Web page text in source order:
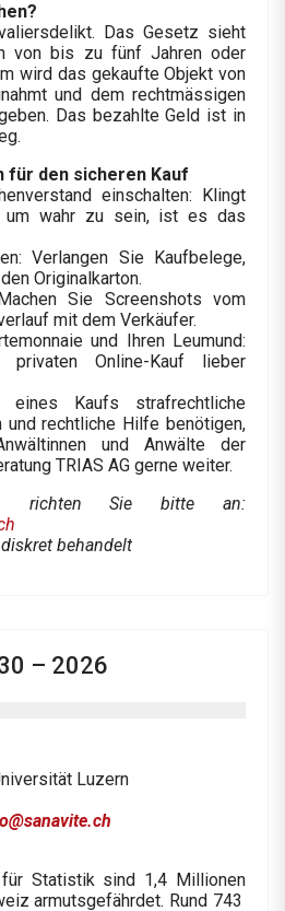
Das Gesetz sieht
von bis zu fünf Jahren oder
wird das gekaufte Objekt von
und dem rechtmässigen
Das bezahlte Geld ist in
für den sicheren Kauf
einschalten: Klingt
um wahr zu sein, ist es das
Verlangen Sie Kaufbelege,
Originalkarton.
Sie Screenshots vom
mit dem Verkäufer.
und Ihren Leumund:
Online-Kauf lieber
Kaufs strafrechtliche
und rechtliche Hilfe benötigen,
und Anwälte der
TRIAS AG gerne weiter.
richten Sie bitte an:
behandelt
– 2026
Luzern
Statistik sind 1,4 Millionen
armutsgefährdet. Rund 743